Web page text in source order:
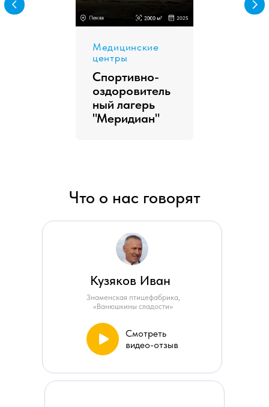
Что о нас говорят
Кузяков Иван
Смотреть
видео-отзыв
Знаменская птицефабрика,
«Ванюшкины сладости»